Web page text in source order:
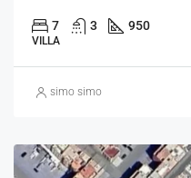
7 3 950
VILLA
simo simo